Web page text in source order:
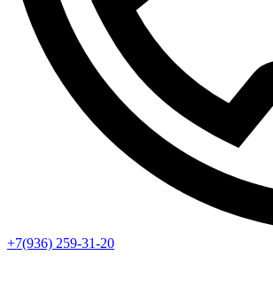
+7(936) 259-31-20